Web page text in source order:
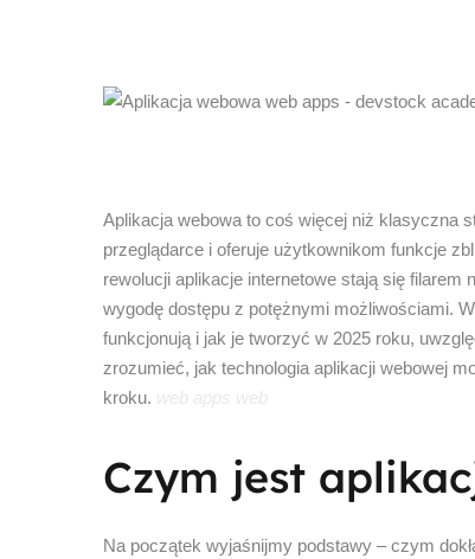
Aplikacja webowa to coś więcej niż klasyczna
przeglądarce i oferuje użytkownikom funkcje
rewolucji aplikacje internetowe stają się filarem
wygodę dostępu z potężnymi możliwościami.
funkcjonują i jak je tworzyć w 2025 roku,
zrozumieć, jak technologia aplikacji webowej
kroku.
Czym jest
Na początek wyjaśnijmy podstawy – czym